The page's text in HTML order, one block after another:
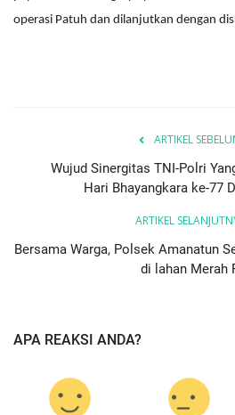
operasi Patuh dan dilanjutkan dengan
ARTIKEL
Wujud Sinergitas TNI-Polri
Hari Bhayangkara ke-77
ARTIKEL
Bersama Warga, Polsek Amanatun
di lahan Merah
APA REAKSI ANDA?